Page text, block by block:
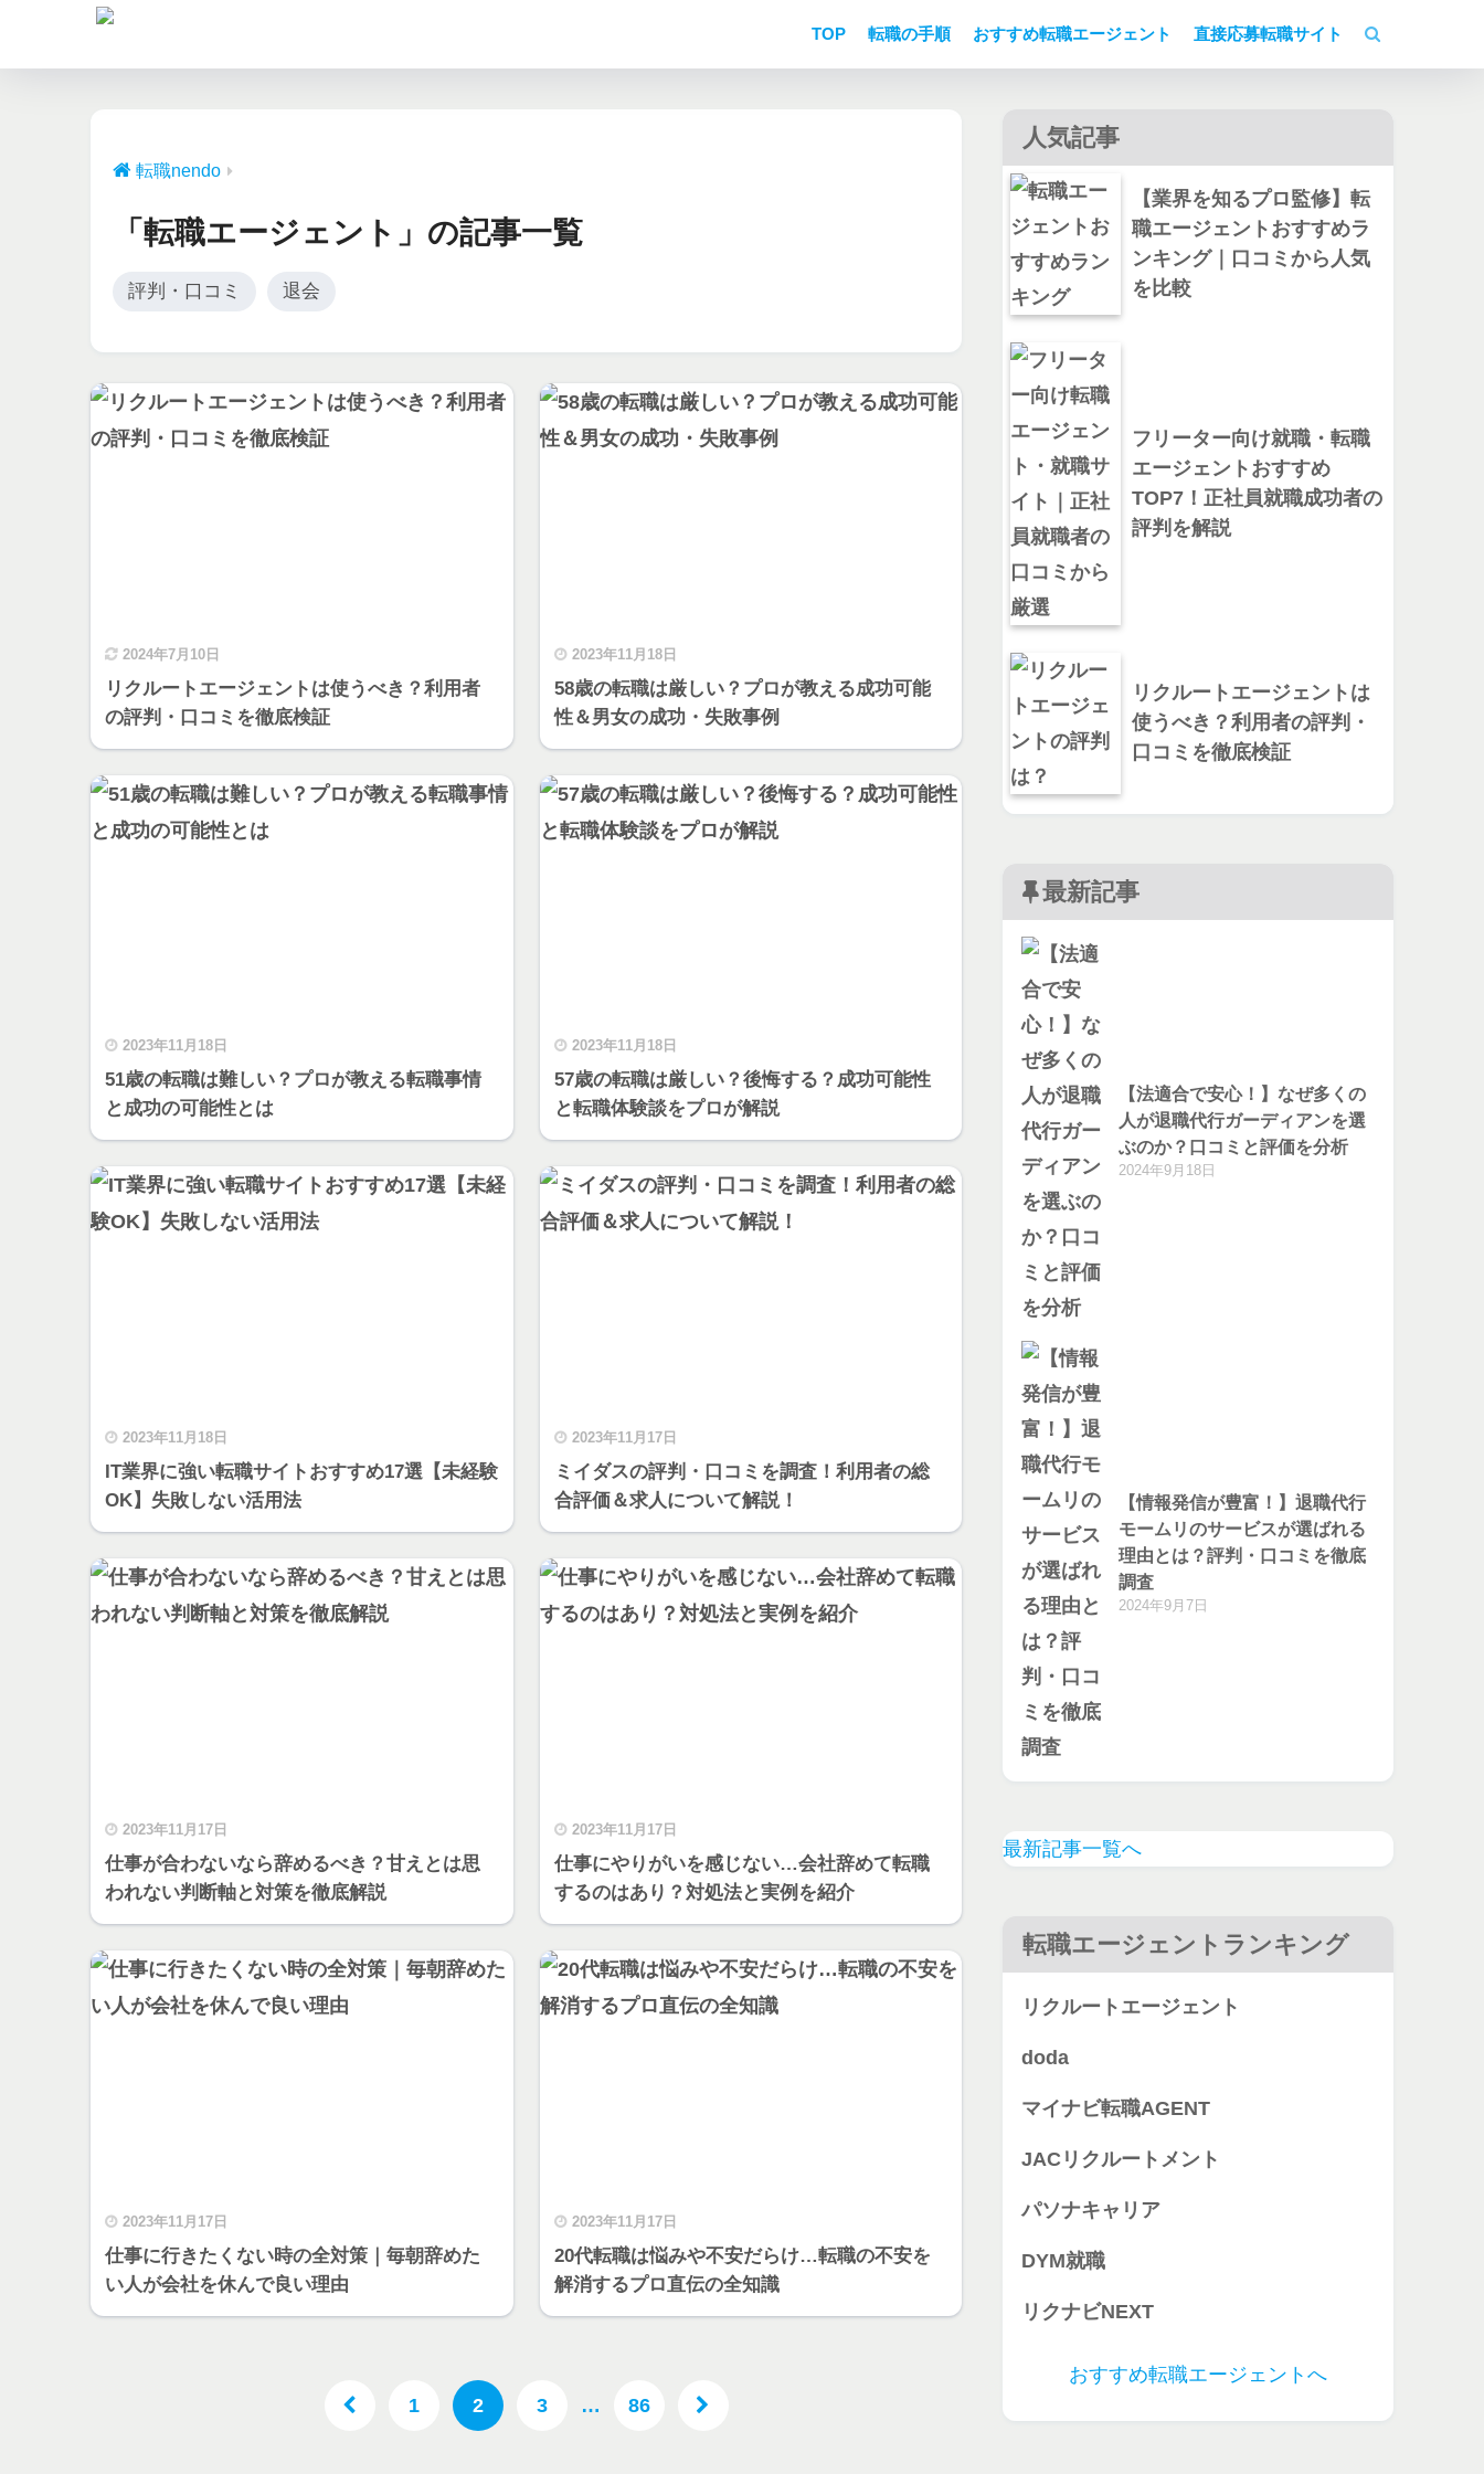
TOP 転職の手順 おすすめ転職エージェント 直接応募転職サイト
転職nendo
「転職エージェント」の記事一覧
評判・口コミ 退会
2024年7月10日
リクルートエージェントは使うべき？利用者
の評判・口コミを徹底検証
2023年11月18日
58歳の転職は厳しい？プロが教える成功可能
性＆男女の成功・失敗事例
2023年11月18日
51歳の転職は難しい？プロが教える転職事情
と成功の可能性とは
2023年11月18日
57歳の転職は厳しい？後悔する？成功可能性
と転職体験談をプロが解説
2023年11月18日
IT業界に強い転職サイトおすすめ17選【未経験
OK】失敗しない活用法
2023年11月17日
ミイダスの評判・口コミを調査！利用者の総
合評価＆求人について解説！
2023年11月17日
仕事が合わないなら辞めるべき？甘えとは思
われない判断軸と対策を徹底解説
2023年11月17日
仕事にやりがいを感じない…会社辞めて転職
するのはあり？対処法と実例を紹介
2023年11月17日
仕事に行きたくない時の全対策｜毎朝辞めた
い人が会社を休んで良い理由
2023年11月17日
20代転職は悩みや不安だらけ…転職の不安を
解消するプロ直伝の全知識
1 2 3 … 86
人気記事
【業界を知るプロ監修】転
職エージェントおすすめラ
ンキング｜口コミから人気
を比較
フリーター向け就職・転職
エージェントおすすめ
TOP7！正社員就職成功者の
評判を解説
リクルートエージェントは
使うべき？利用者の評判・
口コミを徹底検証
最新記事
【法適合で安心！】なぜ多くの
人が退職代行ガーディアンを選
ぶのか？口コミと評価を分析
2024年9月18日
【情報発信が豊富！】退職代行
モームリのサービスが選ばれる
理由とは？評判・口コミを徹底
調査
2024年9月7日
最新記事一覧へ
転職エージェントランキング
リクルートエージェント
doda
マイナビ転職AGENT
JACリクルートメント
パソナキャリア
DYM就職
リクナビNEXT
おすすめ転職エージェントへ